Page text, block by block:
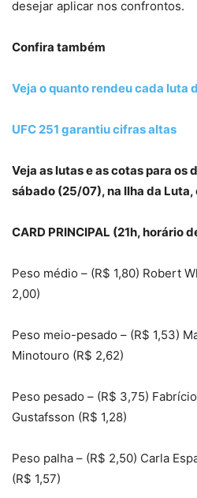
desejar aplicar nos confrontos.
Confira também
Veja o quanto rendeu cada luta
UFC 251 garantiu cifras altas
Veja as lutas e as cotas para os
sábado (25/07), na Ilha da Luta,
CARD PRINCIPAL (21h, horário
Peso médio – (R$ 1,80) Robert
2,00)
Peso meio-pesado – (R$ 1,53)
Minotouro (R$ 2,62)
Peso pesado – (R$ 3,75)
Gustafsson (R$ 1,28)
Peso palha – (R$ 2,50) Carla
(R$ 1,57)